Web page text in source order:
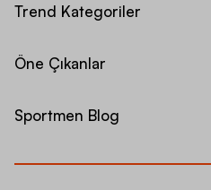
Trend Kategoriler
Öne Çıkanlar
Sportmen Blog